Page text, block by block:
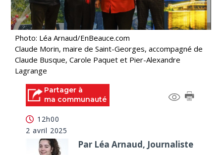
Photo: Léa Arnaud/EnBeauce.com
Claude Morin, maire de Saint-Georges, accompagné de
Claude Busque, Carole Paquet et Pier-Alexandre
Lagrange
Partager à
ma communauté
12h00
2 avril 2025
Par Léa Arnaud, Journaliste